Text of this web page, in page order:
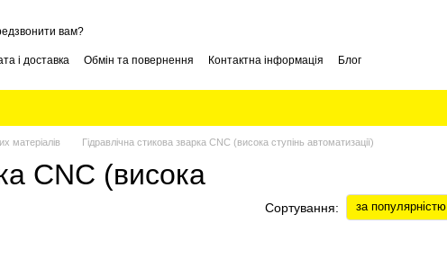
вам?
і доставка Обмін та повернення Контактна інформація Блог
матеріалів Гідравлічна стикова зварка CNC (висока ступінь автоматизації)
CNC (висока
Сортування: за популярністю